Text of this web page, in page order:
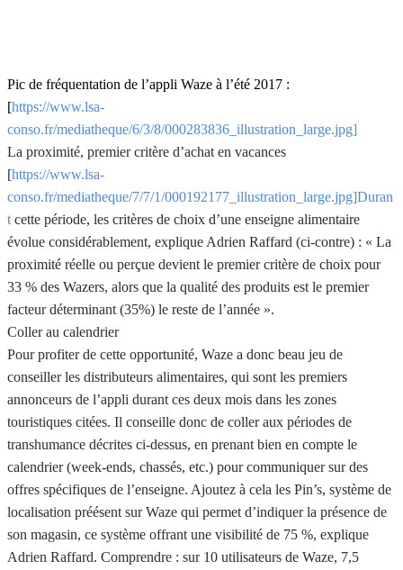
Pic de fréquentation de l’appli Waze à l’été 2017 :
[https://www.lsa-
conso.fr/mediatheque/6/3/8/000283836_illustration_large.jpg]
La proximité, premier critère d’achat en vacances
[https://www.lsa-
conso.fr/mediatheque/7/7/1/000192177_illustration_large.jpg]Duran
t cette période, les critères de choix d’une enseigne alimentaire
évolue considérablement, explique Adrien Raffard (ci-contre) : « La
proximité réelle ou perçue devient le premier critère de choix pour
33 % des Wazers, alors que la qualité des produits est le premier
facteur déterminant (35%) le reste de l’année ».
Coller au calendrier
Pour profiter de cette opportunité, Waze a donc beau jeu de
conseiller les distributeurs alimentaires, qui sont les premiers
annonceurs de l’appli durant ces deux mois dans les zones
touristiques citées. Il conseille donc de coller aux périodes de
transhumance décrites ci-dessus, en prenant bien en compte le
calendrier (week-ends, chassés, etc.) pour communiquer sur des
offres spécifiques de l’enseigne. Ajoutez à cela les Pin’s, système de
localisation préésent sur Waze qui permet d’indiquer la présence de
son magasin, ce système offrant une visibilité de 75 %, explique
Adrien Raffard. Comprendre : sur 10 utilisateurs de Waze, 7,5